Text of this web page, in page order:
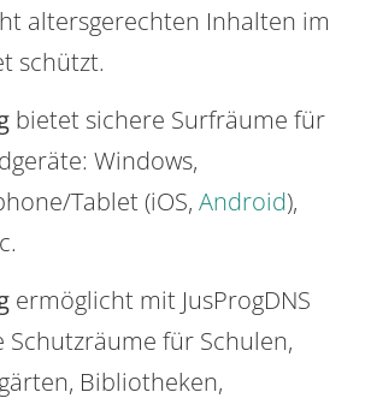
altersgerechten Inhalten im
schützt.
bietet sichere Surfräume für
Windows,
Tablet (iOS, Android),
ermöglicht mit JusProgDNS
Schutzräume für Schulen,
Bibliotheken,